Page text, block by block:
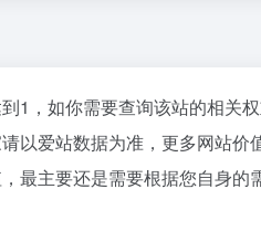
1，如你需要查询该站的相关
以爱站数据为准，更多网站
最主要还是需要根据您自身